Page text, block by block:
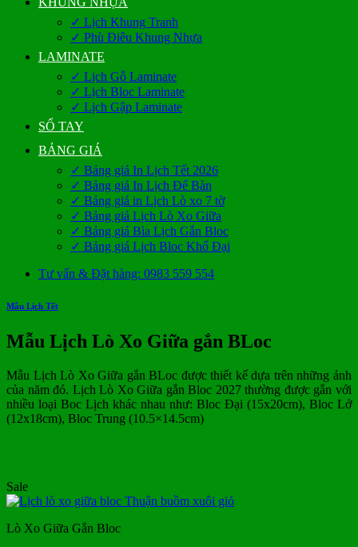
✓ Lịch Khung Tranh
✓ Phù Điêu Khung Nhựa
LAMINATE
✓ Lịch Gỗ Laminate
✓ Lịch Bloc Laminate
✓ Lịch Gập Laminate
SỔ TAY
BẢNG GIÁ
✓ Bảng giá In Lịch Tết 2026
✓ Bảng giá In Lịch Để Bàn
✓ Bảng giá in Lịch Lò xo 7 tờ
✓ Bảng giá Lịch Lò Xo Giữa
✓ Bảng giá Bìa Lịch Gắn Bloc
✓ Bảng giá Lịch Bloc Khổ Đại
Tư vấn & Đặt hàng: 0983 559 554
Mẫu Lịch Tết
Mẫu Lịch Lò Xo Giữa gắn BLoc
Mẫu Lịch Lò Xo Giữa gắn BLoc được thiết kế dựa trên những ảnh
của năm đó. Lịch Lò Xo Giữa gắn Bloc 2027 thường được gắn với
nhiều loại Boc Lịch khác nhau như: Bloc Đại (15x20cm), Bloc Lở
(12x18cm), Bloc Trung (10.5×14.5cm)
Sale
Lò Xo Giữa Gắn Bloc